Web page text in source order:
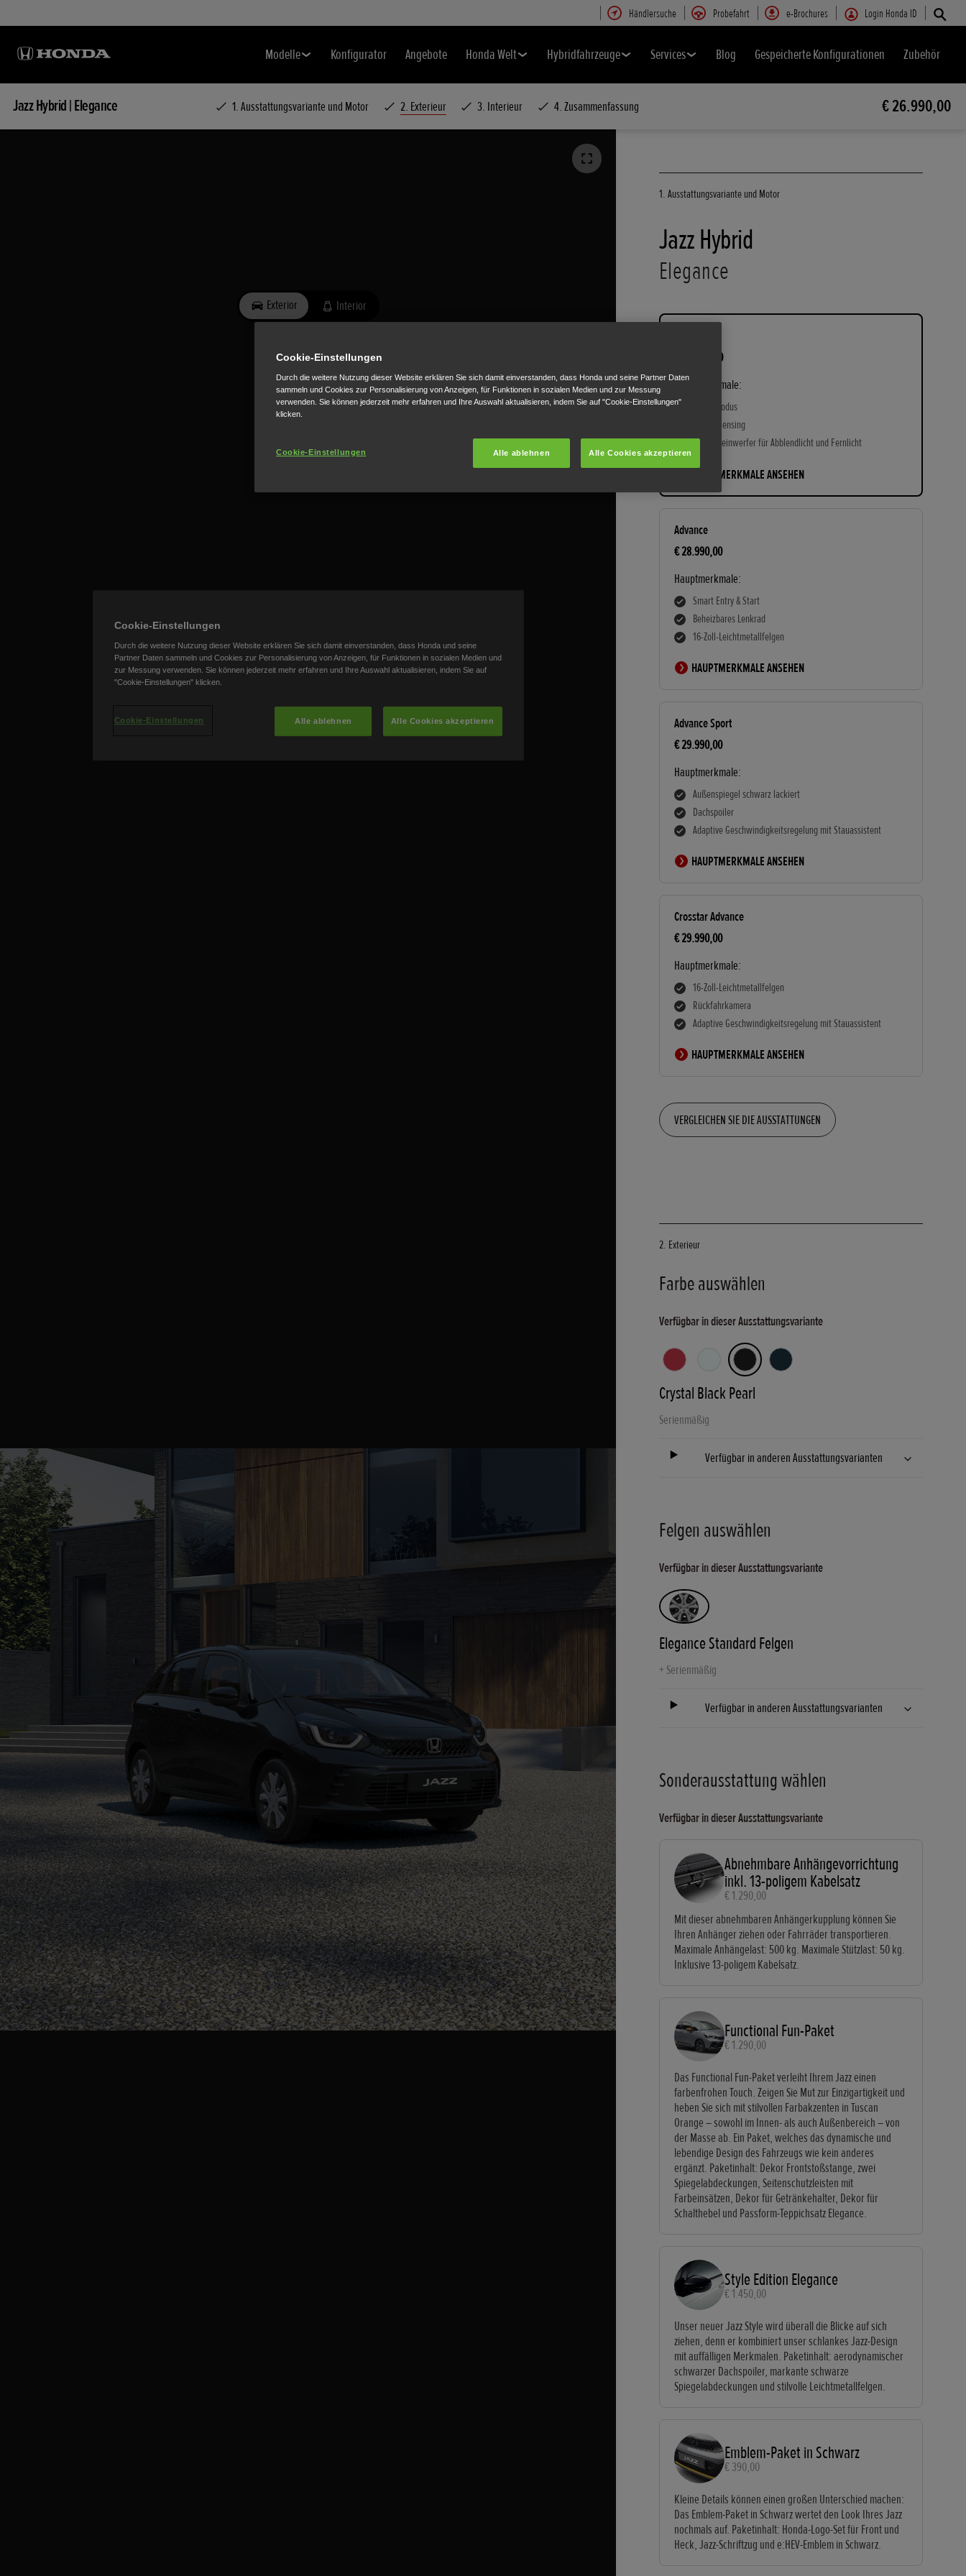
Händlersuche Probefahrt e-Brochures Login Honda ID
Modelle Konfigurator Angebote Honda Welt Hybridfahrzeuge Services Blog Gespeicherte Konfigurationen Zubehör
Jazz Hybrid|Elegance 1. Ausstattungsvariante und Motor 2. Exterieur 3. Interieur 4. Zusammenfassung € 26.990,00
1. Ausstattungsvariante und Motor
Jazz Hybrid
Elegance
€ 26.990,00
Hauptmerkmale:
ECON Modus
Honda Sensing
LED-Scheinwerfer für Abblendlicht und Fernlicht
HAUPTMERKMALE ANSEHEN
Advance
€ 28.990,00
Hauptmerkmale:
Smart Entry & Start
Beheizbares Lenkrad
16-Zoll-Leichtmetallfelgen
HAUPTMERKMALE ANSEHEN
Advance Sport
€ 29.990,00
Hauptmerkmale:
Außenspiegel schwarz lackiert
Dachspoiler
Adaptive Geschwindigkeitsregelung mit Stauassistent
HAUPTMERKMALE ANSEHEN
Crosstar Advance
€ 29.990,00
Hauptmerkmale:
16-Zoll-Leichtmetallfelgen
Rückfahrkamera
Adaptive Geschwindigkeitsregelung mit Stauassistent
HAUPTMERKMALE ANSEHEN
VERGLEICHEN SIE DIE AUSSTATTUNGEN
2. Exterieur
Farbe auswählen
Verfügbar in dieser Ausstattungsvariante
Crystal Black Pearl
Serienmäßig
Verfügbar in anderen Ausstattungsvarianten
Felgen auswählen
Verfügbar in dieser Ausstattungsvariante
Elegance Standard Felgen
+ Serienmäßig
Verfügbar in anderen Ausstattungsvarianten
Sonderausstattung wählen
Verfügbar in dieser Ausstattungsvariante
Abnehmbare Anhängevorrichtung
inkl. 13-poligem Kabelsatz
€ 1.290,00
Mit dieser abnehmbaren Anhängerkupplung können Sie
Ihren Anhänger ziehen oder Fahrräder transportieren.
Maximale Anhängelast: 500 kg. Maximale Stützlast: 50 kg.
Inklusive 13-poligem Kabelsatz.
Functional Fun-Paket
€ 1.290,00
Das Functional Fun-Paket verleiht Ihrem Jazz einen
farbenfrohen Touch. Zeigen Sie Mut zur Einzigartigkeit und
heben Sie sich mit stilvollen Farbakzenten in Tuscan
Orange – sowohl im Innen- als auch Außenbereich – von
der Masse ab. Ein Paket, welches das dynamische und
lebendige Design des Fahrzeugs wie kein anderes
ergänzt. Paketinhalt: Dekor Frontstoßstange, zwei
Spiegelabdeckungen, Seitenschutzleisten mit
Farbeinsätzen, Dekor für Getränkehalter, Dekor für
Schalthebel und Passform-Teppichsatz Elegance.
Style Edition Elegance
€ 1.450,00
Unser neuer Jazz Style wird überall die Blicke auf sich
ziehen, denn er kombiniert unser schlankes Jazz-Design
mit auffälligen Merkmalen. Paketinhalt: aerodynamischer
schwarzer Dachspoiler, markante schwarze
Spiegelabdeckungen und stilvolle Leichtmetallfelgen.
Emblem-Paket in Schwarz
€ 390,00
Kleine Details können einen großen Unterschied machen:
Das Emblem-Paket in Schwarz wertet den Look Ihres Jazz
nochmals auf. Paketinhalt: Honda-Logo-Set für Front und
Heck, Jazz-Schriftzug und e:HEV-Emblem in Schwarz.
Cookie-Einstellungen
Durch die weitere Nutzung dieser Website erklären Sie sich damit einverstanden, dass Honda und seine Partner Daten
sammeln und Cookies zur Personalisierung von Anzeigen, für Funktionen in sozialen Medien und zur Messung
verwenden. Sie können jederzeit mehr erfahren und Ihre Auswahl aktualisieren, indem Sie auf "Cookie-Einstellungen"
klicken.
Alle ablehnen Alle Cookies akzeptieren
Cookie-Einstellungen